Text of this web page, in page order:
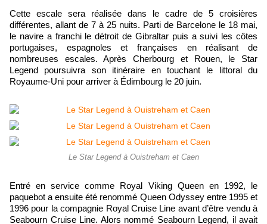
Cette escale sera réalisée dans le cadre de 5 croisières
différentes, allant de 7 à 25 nuits. Parti de Barcelone le 18 mai,
le navire a franchi le détroit de Gibraltar puis a suivi les côtes
portugaises, espagnoles et françaises en réalisant de
nombreuses escales. Après Cherbourg et Rouen, le Star
Legend poursuivra son itinéraire en touchant le littoral du
Royaume-Uni pour arriver à Édimbourg le 20 juin.
Le Star Legend à Ouistreham et Caen
Entré en service comme Royal Viking Queen en 1992, le
paquebot a ensuite été renommé Queen Odyssey entre 1995 et
1996 pour la compagnie Royal Cruise Line avant d’être vendu à
Seabourn Cruise Line. Alors nommé Seabourn Legend, il avait